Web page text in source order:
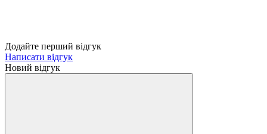
Додайте перший відгук
Написати відгук
Новий відгук